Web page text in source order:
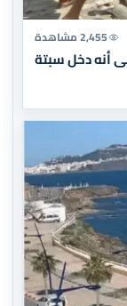
2,455 مشاهدة
أنه دخل سبتة